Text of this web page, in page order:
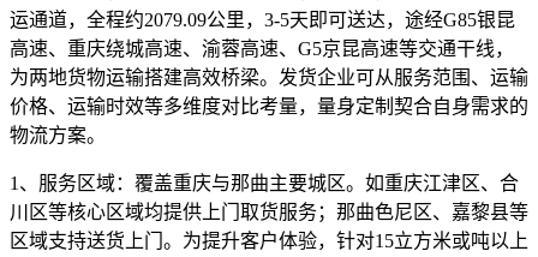
运通道，全程约2079.09公里，3-5天即可送达，途经G85银昆
高速、重庆绕城高速、渝蓉高速、G5京昆高速等交通干线，
为两地货物运输搭建高效桥梁。发货企业可从服务范围、运输
价格、运输时效等多维度对比考量，量身定制契合自身需求的
物流方案。
1、服务区域： 覆盖重庆与那曲主要城区。如重庆江津区、合
川区等核心区域均提供上门取货服务；那曲色尼区、嘉黎县等
区域支持送货上门。为提升客户体验，针对15立方米或吨以上